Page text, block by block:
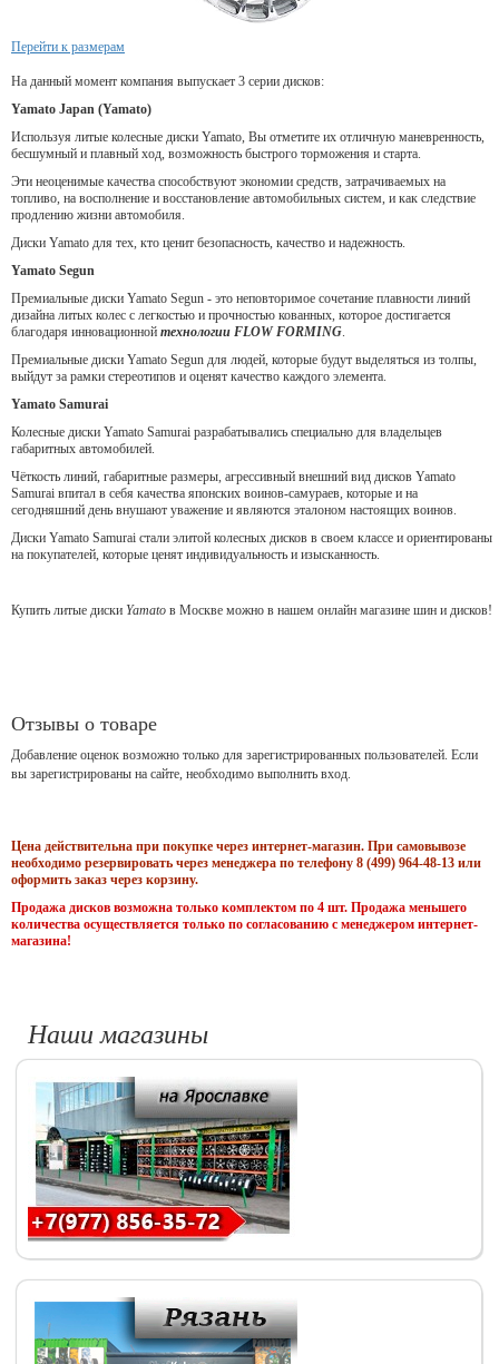
Перейти к размерам
На данный момент компания выпускает 3 серии дисков:
Yamato Japan (Yamato)
Используя литые колесные диски Yamato, Вы отметите их отличную маневренность,
бесшумный и плавный ход, возможность быстрого торможения и старта.
Эти неоценимые качества способствуют экономии средств, затрачиваемых на
топливо, на восполнение и восстановление автомобильных систем, и как следствие
продлению жизни автомобиля.
Диски Yamato для тех, кто ценит безопасность, качество и надежность.
Yamato Segun
Премиальные диски Yamato Segun - это неповторимое сочетание плавности линий
дизайна литых колес с легкостью и прочностью кованных, которое достигается
благодаря инновационной технологии FLOW FORMING.
Премиальные диски Yamato Segun для людей, которые будут выделяться из толпы,
выйдут за рамки стереотипов и оценят качество каждого элемента.
Yamato Samurai
Колесные диски Yamato Samurai разрабатывались специально для владельцев
габаритных автомобилей.
Чёткость линий, габаритные размеры, агрессивный внешний вид дисков Yamato
Samurai впитал в себя качества японских воинов-самураев, которые и на
сегодняшний день внушают уважение и являются эталоном настоящих воинов.
Диски Yamato Samurai стали элитой колесных дисков в своем классе и ориентированы
на покупателей, которые ценят индивидуальность и изысканность.
Купить литые диски Yamato в Москве можно в нашем онлайн магазине шин и дисков!
Отзывы о товаре
Добавление оценок возможно только для зарегистрированных пользователей. Если
вы зарегистрированы на сайте, необходимо выполнить вход.
Цена действительна при покупке через интернет-магазин. При самовывозе
необходимо резервировать через менеджера по телефону 8 (499) 964-48-13 или
оформить заказ через корзину.
Продажа дисков возможна только комплектом по 4 шт. Продажа меньшего
количества осуществляется только по согласованию с менеджером интернет-
магазина!
Наши магазины